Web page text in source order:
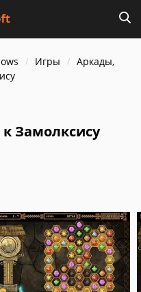
Игры
Аркады,
Замолксису